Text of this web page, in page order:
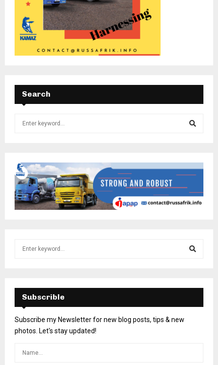
Search
Subscrible
Subscribe my Newsletter for new blog posts, tips & new
photos. Let's stay updated!